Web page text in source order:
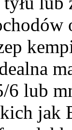
6 lub
jak